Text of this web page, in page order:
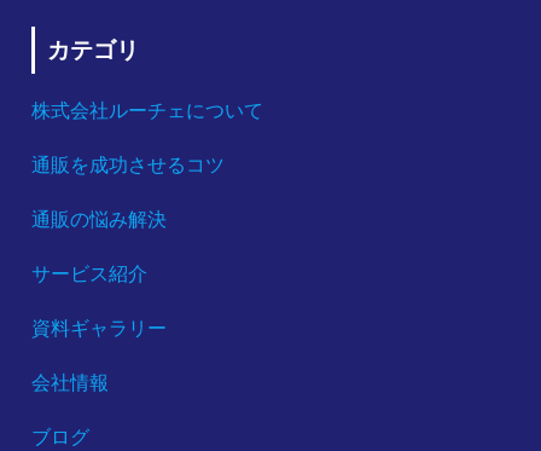
カテゴリ
株式会社ルーチェについて
通販を成功させるコツ
通販の悩み解決
サービス紹介
資料ギャラリー
会社情報
ブログ